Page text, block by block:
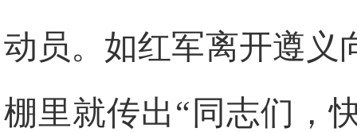
动员。如红军离开遵义
棚里就传出“同志们，